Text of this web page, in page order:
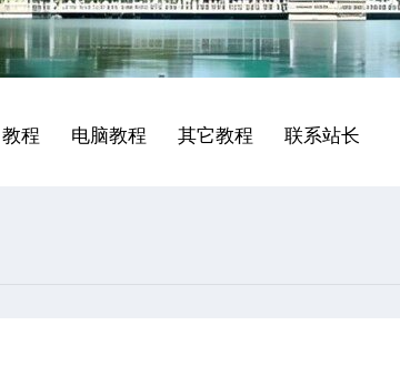
程 电脑教程 其它教程 联系站长